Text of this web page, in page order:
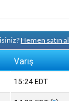
Hemen satın
Varış
15:24 EDT